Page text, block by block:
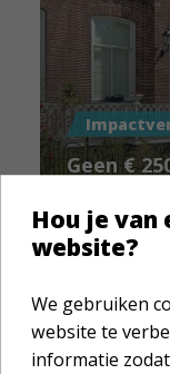
Geen €
de
Hou je van
website?
We gebruiken
website te
informatie